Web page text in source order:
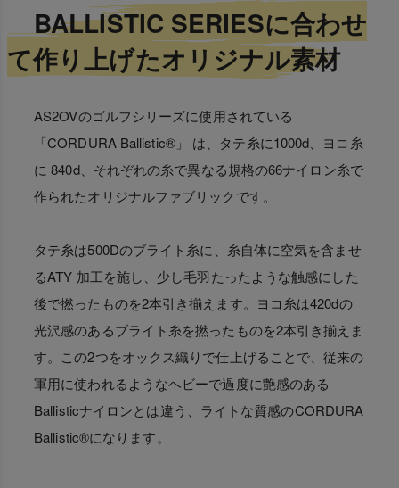
BALLISTIC SERIESに合わせ
て作り上げたオリジナル素材
AS2OVのゴルフシリーズに使用されている
「CORDURA Ballistic®」 は、タテ糸に1000d、ヨコ糸
に 840d、それぞれの糸で異なる規格の66ナイロン糸で
作られたオリジナルファブリックです。
タテ糸は500Dのブライト糸に、糸自体に空気を含ませ
るATY 加工を施し、少し毛羽たったような触感にした
後で撚ったものを2本引き揃えます。ヨコ糸は420dの
光沢感のあるブライト糸を撚ったものを2本引き揃えま
す。この2つをオックス織りで仕上げることで、従来の
軍用に使われるようなヘビーで過度に艶感のある
Ballisticナイロンとは違う、ライトな質感のCORDURA
Ballistic®になります。